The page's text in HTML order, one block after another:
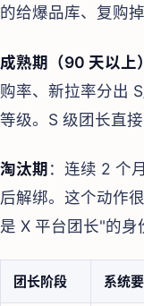
的给爆品库、复购
成熟期（90 天以上）
购率、新拉率分出
等级。S 级团长直
淘汰期 ：连续 2 个
后解绑。这个动作
是 X 平台团长"的身
团长阶段 系统